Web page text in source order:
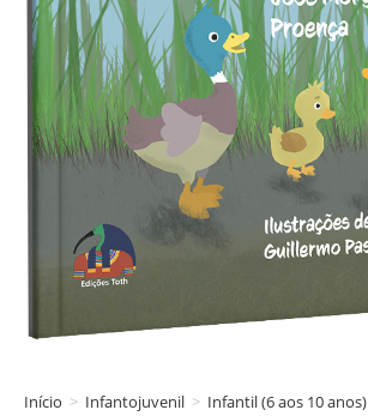
Início > Infantojuvenil > Infantil (6 aos 10 anos)